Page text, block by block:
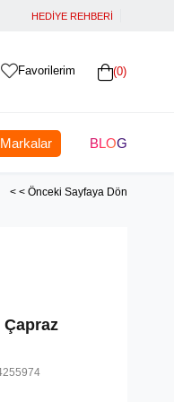
HEDİYE REHBERİ
0
Favorilerim
Markalar BLOG
< < Önceki Sayfaya Dön